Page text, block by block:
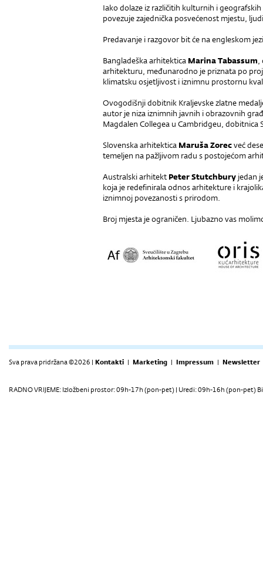
Iako dolaze iz različitih kulturnih i
povezuje zajednička posvećenost mjestu,
Predavanje i razgovor bit će na engleskom
Bangladeška arhitektica Marina Tabassum,
arhitekturu, međunarodno je priznata po
klimatsku osjetljivost i iznimnu prostornu
Ovogodišnji dobitnik Kraljevske zlatne
autor je niza iznimnih javnih i obrazovnih
Magdalen Collegea u Cambridgeu, dobitnica
Slovenska arhitektica Maruša Zorecveć
temeljen na pažljivom radu s postojećom
Australski arhitekt Peter Stutchbury jedan
koja je redefinirala odnos arhitekture i
iznimnoj povezanosti s prirodom.
Broj mjesta je ograničen. Ljubazno vas
Sva prava pridržana ©2026 | Kontakti | Marketing | Impressum | Newsletter
RADNO VRIJEME: Izložbeni prostor: 09h-17h (pon-pet) | Uredi: 09h-16h (pon-pet)